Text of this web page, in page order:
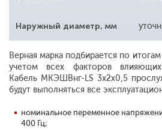
Наружный диаметр, мм
Верная марка подбирается по
учетом всех факторов
Кабель МКЭШВнг-LS 3x2x0,5
будут выполняться все
номинальное переменное
400 Гц;